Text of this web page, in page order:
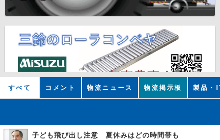
すべて コメント 物流ニュース 物流掲示板 製品・
子ども飛び出し注意 夏休みはどの時間帯も